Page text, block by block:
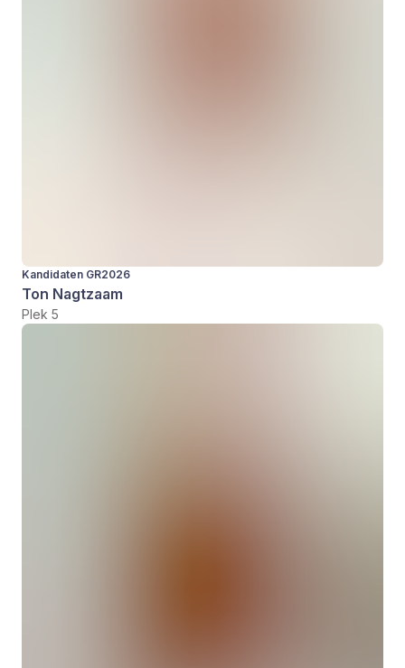
Kandidaten GR2026
Ton Nagtzaam
Plek 5